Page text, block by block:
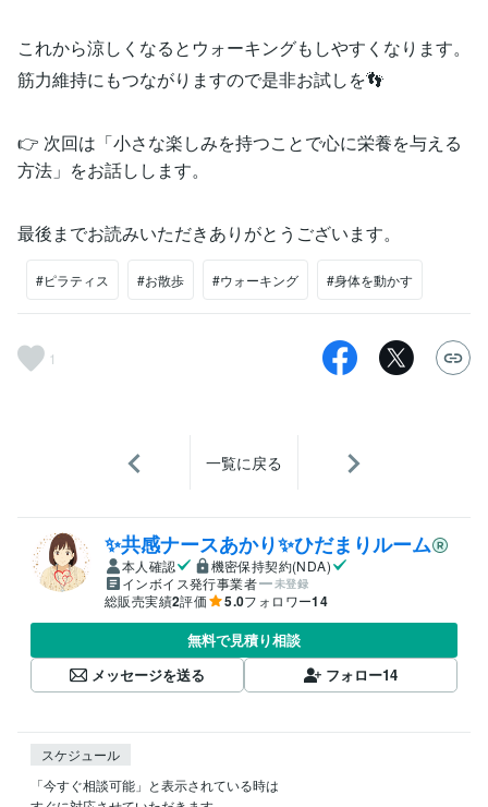
これから涼しくなるとウォーキングもしやすくなります。
筋力維持にもつながりますので是非お試しを👣
👉 次回は「小さな楽しみを持つことで心に栄養を与える
方法」をお話しします。
最後までお読みいただきありがとうございます。
#ピラティス #お散歩 #ウォーキング #身体を動かす
1
一覧に戻る
✨️共感ナースあかり✨️ひだまりルーム
本人確認
機密保持契約(NDA)
インボイス発行事業者
未登録
総販売実績2評価 5.0フォロワー14
無料で見積り相談
メッセージを送る
フォロー14
スケジュール
「今すぐ相談可能」と表示されている時は